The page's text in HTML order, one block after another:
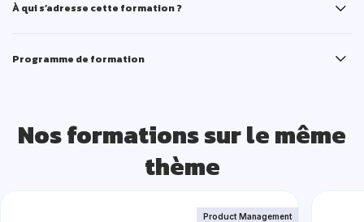
À qui s’adresse cette formation ?
Programme de formation
Nos formations sur le même
thème
Product Management